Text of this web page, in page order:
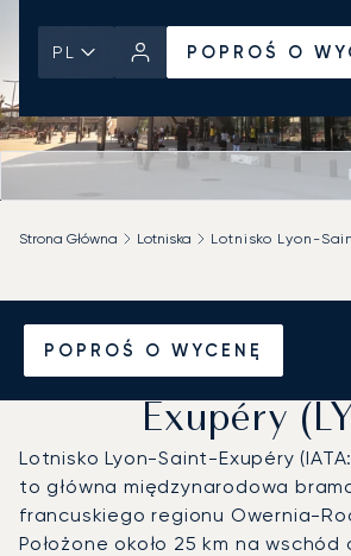
PL POPROŚ O
POPROŚ O WYCENĘ
Strona Główna Lotniska Lotnisko Lyon-
Prywatny
Lotnisko Lyon-
Exupéry
Lotnisko Lyon-Saint-Exupéry (IATA:
to główna międzynarodowa
francuskiego regionu Owernia-
Położone około 25 km na